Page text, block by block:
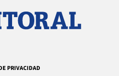
PRIVACIDAD